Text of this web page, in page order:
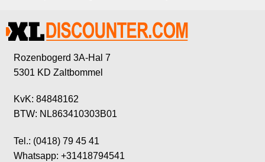
Rozenbogerd 3A-Hal 7
5301 KD Zaltbommel
KvK: 84848162
BTW: NL863410303B01
Tel.: (0418) 79 45 41
Whatsapp: +31418794541